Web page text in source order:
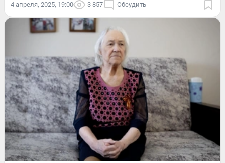
4 апреля, 2025, 19:00 3 857 Обсудить